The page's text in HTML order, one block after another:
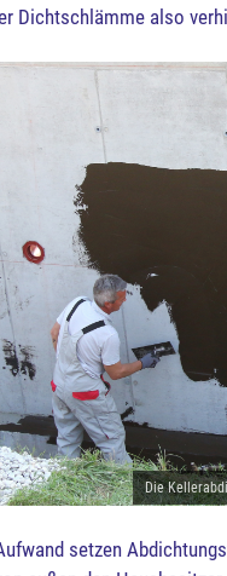
Dichtschlämme also
Die
setzen